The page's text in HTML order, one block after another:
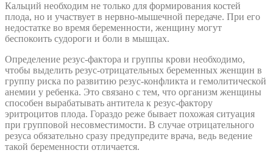
Кальций необходим не только для формирования костей
плода, но и участвует в нервно-мышечной передаче. При его
недостатке во время беременности, женщину могут
беспокоить судороги и боли в мышцах.
Определение резус-фактора и группы крови необходимо,
чтобы выделить резус-отрицательных беременных женщин в
группу риска по развитию резус-конфликта и гемолитической
анемии у ребенка. Это связано с тем, что организм женщины
способен вырабатывать антитела к резус-фактору
эритроцитов плода. Гораздо реже бывает похожая ситуация
при групповой несовместимости. В случае отрицательного
резуса обязательно сразу предупредите врача, ведь ведение
такой беременности отличается.